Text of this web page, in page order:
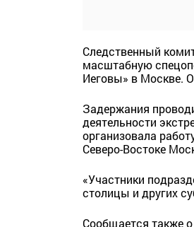
Следственный
масштабную
Иеговы» в Москве.
Задержания
деятельности
организовала
Северо-Востоке
«Участники
столицы и других
Сообщается также